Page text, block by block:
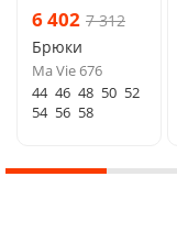
6 402 7 312
Брюки
Ma Vie 676
44 46 48 50 52
54 56 58